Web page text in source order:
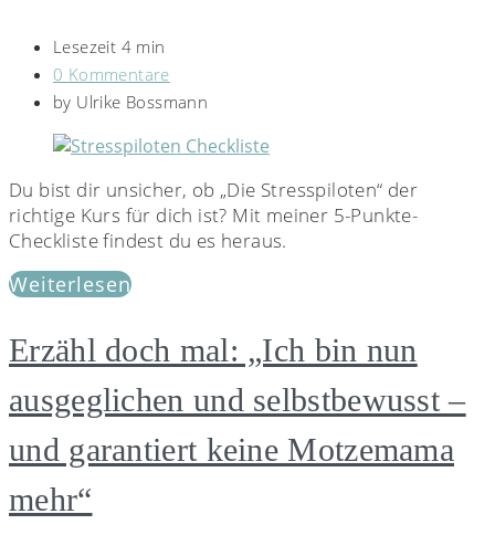
Lesezeit 4 min
0 Kommentare
by Ulrike Bossmann
Du bist dir unsicher, ob „Die Stresspiloten“ der
richtige Kurs für dich ist? Mit meiner 5-Punkte-
Checkliste findest du es heraus.
Weiterlesen
Erzähl doch mal: „Ich bin nun
ausgeglichen und selbstbewusst –
und garantiert keine Motzemama
mehr“